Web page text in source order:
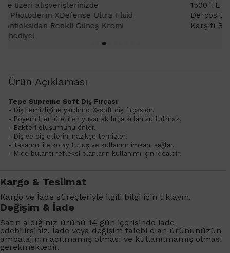
1500 TL ve üzeri alışverişlerinizde Vichy
Dercos Energisant Shampoo - Dökülme
Karşıtı Bakım Şampuanı 6ml
Ürün Açıklaması
Tepe Supreme Soft Diş Fırçası
- Diş temizliğine yardımcı X-soft diş fırçasıdır.
- Poyemitten üretilen yuvarlak fırça kılları su tutmaz.
- Bakteri oluşumunu önler.
- Diş ve diş etlerini nazikçe temizler.
- Tasarımı ile kolay tutuş ve kullanım imkanı sağlar.
- Mide bulantı refleksi olanların kullanımı için idealdir.
Kargo & Teslimat
Kargo ve İade süreçleriyle ilgili bilgi için tıklayın.
Değişim & İade
Satın aldığınız ürünü 14 gün içerisinde iade
edebilirsiniz. İade veya değişim talebi olan ürününüzün
ambalajının açılmamış olması ve kullanılmamış olması
gerekmektedir.